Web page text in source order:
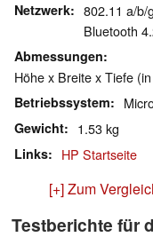
Netzwerk
802.11 a/b/
Bluetooth
Abmessungen
Höhe x Breite x Tiefe
Betriebssystem
Gewicht 1.53 kg
Links HP Startseite
[+] Zum
Testberichte für